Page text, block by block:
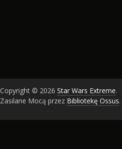
Copyright © 2026 Star Wars Extreme.
Zasilane Mocą przez Bibliotekę Ossus.